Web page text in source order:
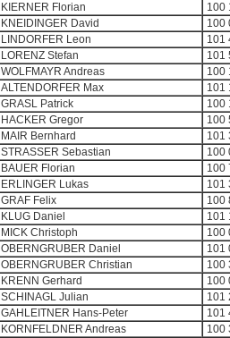
KIERNER Florian
100
KNEIDINGER David
100
LINDORFER Leon
101
LORENZ Stefan
101
WOLFMAYR Andreas
100
ALTENDORFER Max
101
GRASL Patrick
100
HACKER Gregor
100
MAIR Bernhard
101
STRASSER Sebastian
100
BAUER Florian
100
ERLINGER Lukas
101
GRAF Felix
100
KLUG Daniel
101
MICK Christoph
100
OBERNGRUBER Daniel
101
OBERNGRUBER Christian
100
KRENN Gerhard
100
SCHINAGL Julian
101
GAHLEITNER Hans-Peter
101
KORNFELDNER Andreas
100